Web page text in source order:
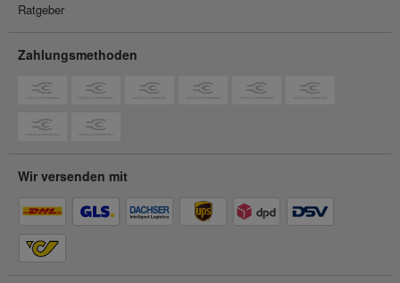
Ratgeber
Zahlungsmethoden
Wir versenden mit